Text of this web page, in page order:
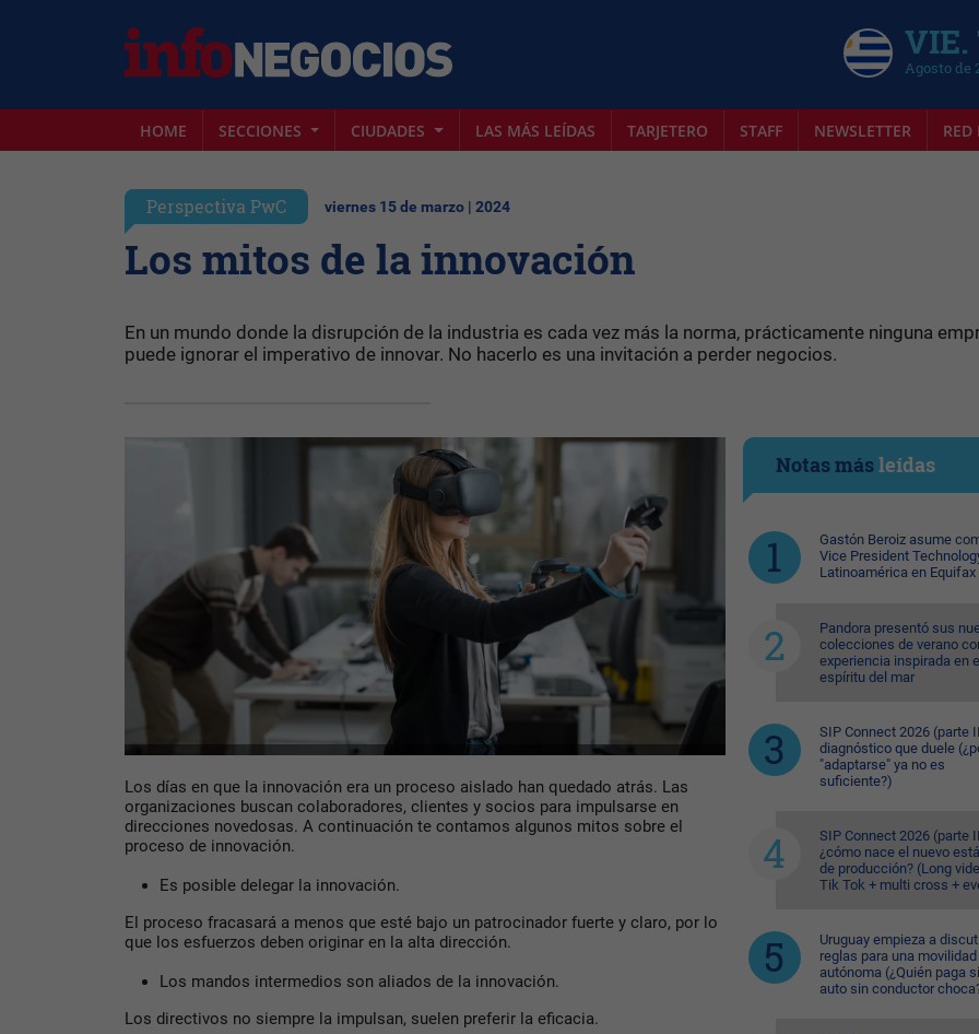
VIE.
Agosto de
HOME SECCIONES CIUDADES LAS MÁS LEÍDAS TARJETERO STAFF NEWSLETTER
Perspectiva PwC viernes 15 de marzo | 2024
Los mitos de la innovación
En un mundo donde la disrupción de la industria es cada vez más la norma, prácticamente ninguna
puede ignorar el imperativo de innovar. No hacerlo es una invitación a perder negocios.
Los días en que la innovación era un proceso aislado han quedado atrás. Las
organizaciones buscan colaboradores, clientes y socios para impulsarse en
direcciones novedosas. A continuación te contamos algunos mitos sobre el
proceso de innovación.
Es posible delegar la innovación.
El proceso fracasará a menos que esté bajo un patrocinador fuerte y claro, por lo
que los esfuerzos deben originar en la alta dirección.
Los mandos intermedios son aliados de la innovación.
Los directivos no siempre la impulsan, suelen preferir la eficacia.
Notas másleídas
Gastón Beroiz asume
Vice President
Latinoamérica en Equifax
Pandora presentó sus
colecciones de verano
experiencia inspirada en
espíritu del mar
SIP Connect 2026 (parte
diagnóstico que duele
"adaptarse" ya no es
suficiente?)
SIP Connect 2026 (parte
¿cómo nace el nuevo
de producción? (Long
Tik Tok + multi cross +
Uruguay empieza a
reglas para una movilidad
autónoma (¿Quién paga
auto sin conductor